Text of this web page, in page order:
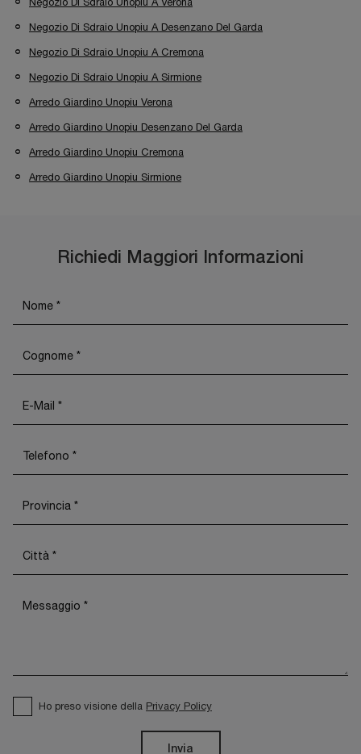
Negozio Di Sdraio Unopiu A Desenzano Del Garda
Negozio Di Sdraio Unopiu A Cremona
Negozio Di Sdraio Unopiu A Sirmione
Arredo Giardino Unopiu Verona
Arredo Giardino Unopiu Desenzano Del Garda
Arredo Giardino Unopiu Cremona
Arredo Giardino Unopiu Sirmione
Richiedi Maggiori Informazioni
Ho preso visione della Privacy Policy
Invia